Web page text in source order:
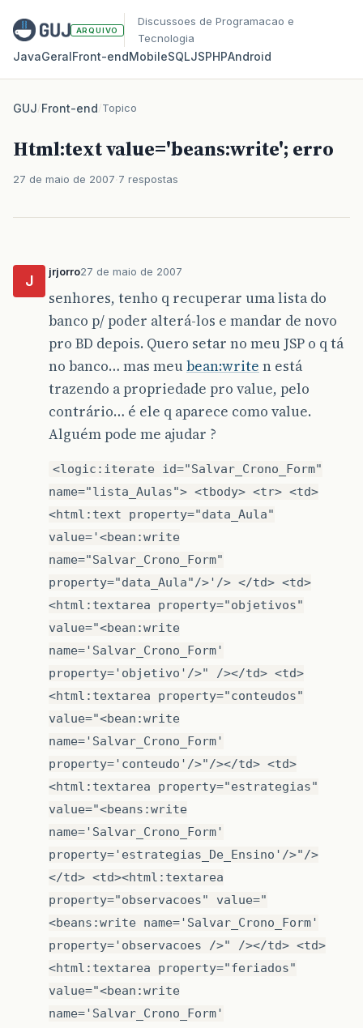
ARQUIVO
Discussoes de Programacao e
Tecnologia
JavaGeralFront‑endMobileSQLJSPHPAndroid
GUJ/Front-end/Topico
Html:text value='beans:write'; erro
27 de maio de 2007 7 respostas
J
jrjorro27 de maio de 2007
senhores, tenho q recuperar uma lista do
banco p/ poder alterá-los e mandar de novo
pro BD depois. Quero setar no meu JSP o q tá
no banco… mas meubean:write n está
trazendo a propriedade pro value, pelo
contrário… é ele q aparece como value.
Alguém pode me ajudar ?
<logic:iterate id="Salvar_Crono_Form"
name="lista_Aulas"> <tbody> <tr> <td>
<html:text property="data_Aula"
value='<bean:write
name="Salvar_Crono_Form"
property="data_Aula"/>'/> </td> <td>
<html:textarea property="objetivos"
value="<bean:write
name='Salvar_Crono_Form'
property='objetivo'/>" /></td> <td>
<html:textarea property="conteudos"
value="<bean:write
name='Salvar_Crono_Form'
property='conteudo'/>"/></td> <td>
<html:textarea property="estrategias"
value="<beans:write
name='Salvar_Crono_Form'
property='estrategias_De_Ensino'/>"/>
</td> <td><html:textarea
property="observacoes" value="
<beans:write name='Salvar_Crono_Form'
property='observacoes />" /></td> <td>
<html:textarea property="feriados"
value="<bean:write
name='Salvar_Crono_Form'